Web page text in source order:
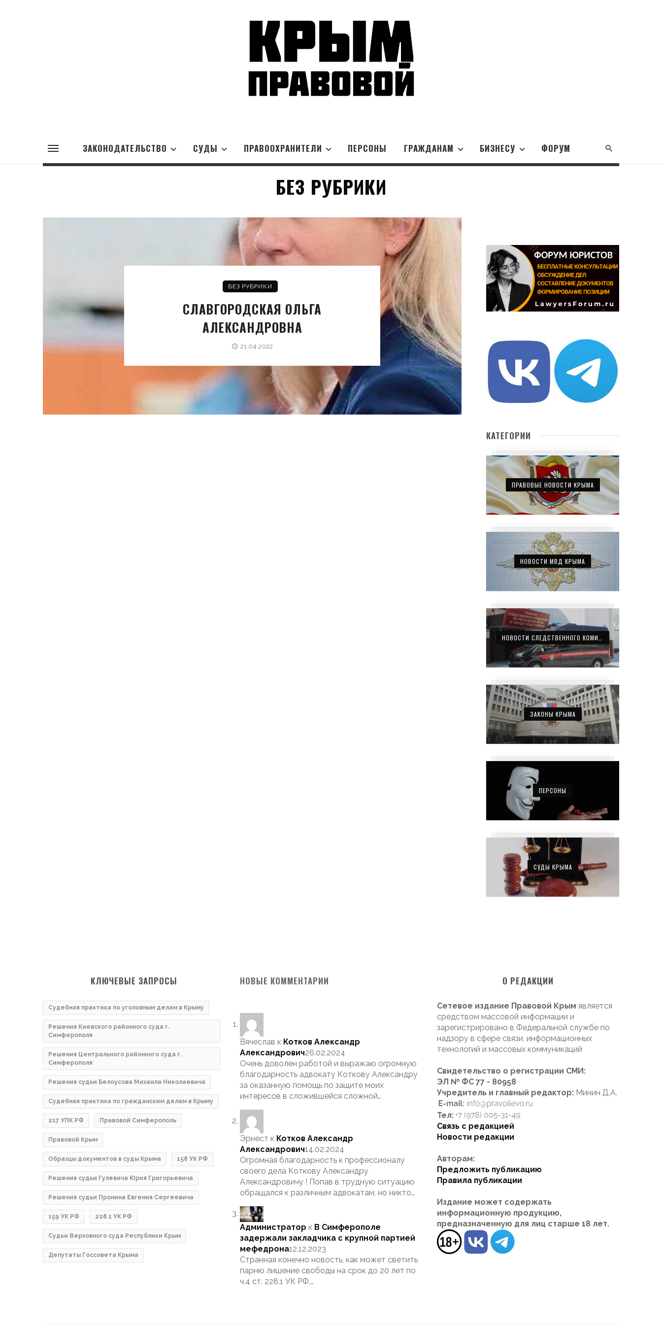
ЗАКОНОДАТЕЛЬСТВО СУДЫ ПРАВООХРАНИТЕЛИ ПЕРСОНЫ ГРАЖДАНАМ БИЗНЕСУ ФОРУМ
БЕЗ РУБРИКИ
БЕЗ РУБРИКИ
СЛАВГОРОДСКАЯ ОЛЬГА
АЛЕКСАНДРОВНА
21.04.2022
КАТЕГОРИИ
ПРАВОВЫЕ НОВОСТИ КРЫМА
НОВОСТИ МВД КРЫМА
ЗАКОНЫ КРЫМА
ПЕРСОНЫ
СУДЫ КРЫМА
КЛЮЧЕВЫЕ ЗАПРОСЫ
Судебная практика по уголовным делам в Крыму
Решения Киевского районного суда г.
Симферополя
Решения Центрального районного суда г.
Симферополя
Решения судьи Белоусова Михаила Николаевича
Судебная практика по гражданским делам в Крыму
217 УПК РФ Правовой Симферополь
Правовой Крым
Образцы документов в суды Крыма 158 УК РФ
Решения судьи Гулевича Юрия Григорьевича
Решения судьи Пронина Евгения Сергеевича
159 УК РФ 228.1 УК РФ
Судьи Верховного суда Республики Крым
Депутаты Госсовета Крыма
НОВЫЕ КОММЕНТАРИИ
Вячеслав к Котков Александр
Александрович26.02.2024
Очень доволен работой и выражаю огромную
благодарность адвокату Коткову Александру
за оказанную помощь по защите моих
интересов в сложившейся сложной…
Эрнест к Котков Александр
Александрович14.02.2024
Огромная благодарность к профессионалу
своего дела Коткову Александру
Александровичу ! Попав в трудную ситуацию
обращался к различным адвокатам, но никто…
Администратор к В Симферополе
задержали закладчика с крупной партией
мефедрона12.12.2023
Странная конечно новость, как может светить
парню лишение свободы на срок до 20 лет по
ч.4 ст. 228.1 УК РФ,…
О РЕДАКЦИИ
Сетевое издание Правовой Крым является
средством массовой информации и
зарегистрировано в Федеральной службе по
надзору в сфере связи, информационных
технологий и массовых коммуникаций
Свидетельство о регистрации СМИ:
ЭЛ № ФС 77 - 80958
Учредитель и главный редактор: Минин Д.А.
Тел:
Связь с редакцией
Новости редакции
Авторам:
Предложить публикацию
Правила публикации
Издание может содержать
информационную продукцию,
предназначенную для лиц старше 18 лет.